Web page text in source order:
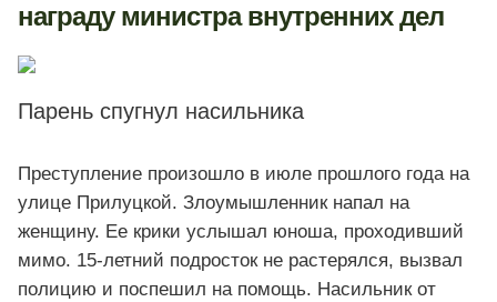
награду министра внутренних дел
Парень спугнул насильника
Преступление произошло в июле прошлого года на
улице Прилуцкой. Злоумышленник напал на
женщину. Ее крики услышал юноша, проходивший
мимо. 15-летний подросток не растерялся, вызвал
полицию и поспешил на помощь. Насильник от